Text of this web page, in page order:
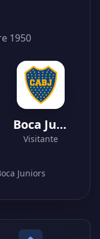
1950
Boca Juniors
Visitante
Juniors